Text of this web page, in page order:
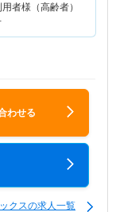
者様（高齢者）
わせる
クスの求人一覧